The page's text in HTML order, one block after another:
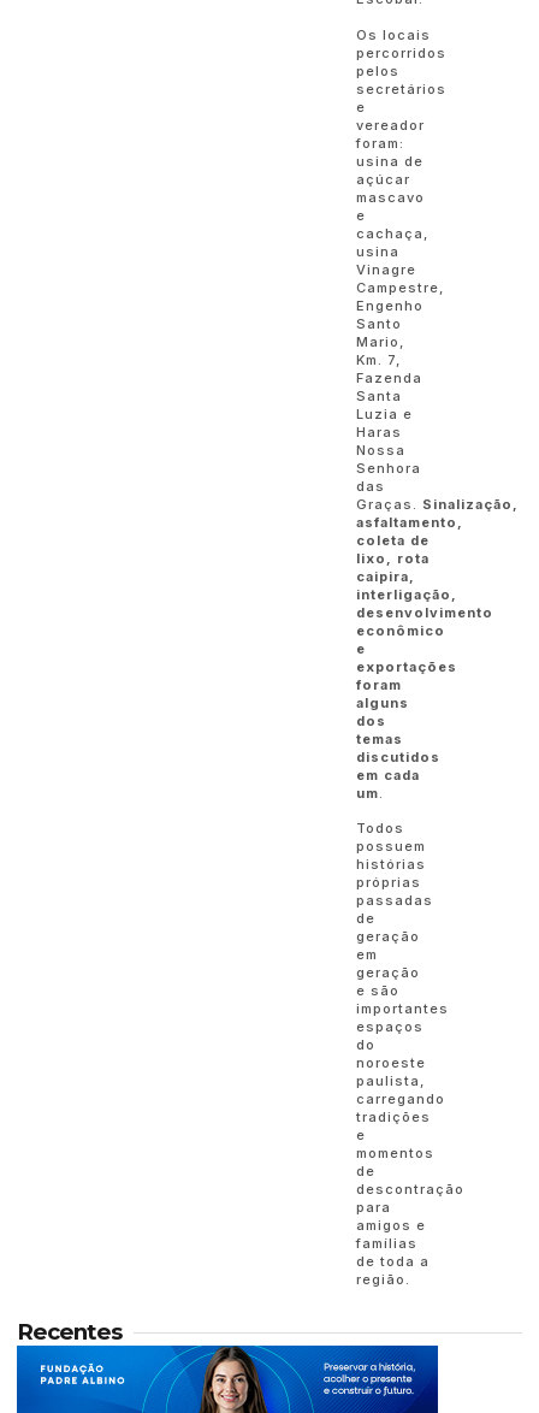
Os locais
percorridos
pelos
secretários
e
vereador
foram:
usina de
açúcar
mascavo
e
cachaça,
usina
Vinagre
Campestre,
Engenho
Santo
Mario,
Km. 7,
Fazenda
Santa
Luzia e
Haras
Nossa
Senhora
das
Graças. Sinalização,
asfaltamento,
coleta de
lixo, rota
caipira,
interligação,
desenvolvimento
econômico
e
exportações
foram
alguns
dos
temas
discutidos
em cada
um
Todos
possuem
histórias
próprias
passadas
de
geração
em
geração
e são
importantes
espaços
do
noroeste
paulista,
carregando
tradições
e
momentos
de
descontração
para
amigos e
famílias
de toda a
região.
Recentes